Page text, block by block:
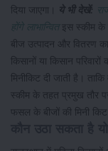
दिया जाएगा।
ये भी देखें:
होंगे लाभान्वित
इस स्कीम के
बीज उत्पादन और वितरण
किसानों या किसान
मिनीकिट दी जाती है।
स्कीम के तहत प्रमुख तौर
फसल के बीजों की मिनी किट